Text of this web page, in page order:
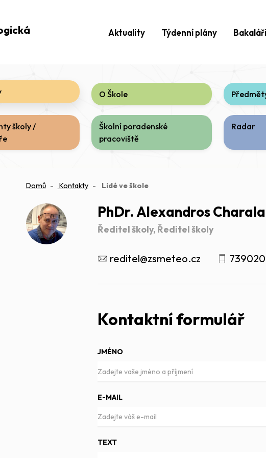
Aktuality Týdenní plány Bakaláři
O Škole
školy /
Školní poradenské
pracoviště
Radar
Domů Kontakty Lidé ve škole(aktuální)
PhDr. Alexandros
Ředitel školy, Ředitel školy
reditel@zsmeteo.cz
Kontaktní formulář
JMÉNO
E-MAIL
TEXT